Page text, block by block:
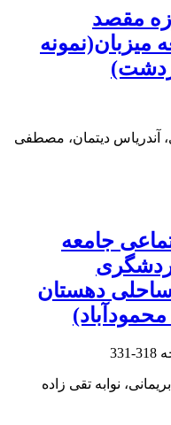
مقصد
میزبان(نمونه
آندریاس دیتمان، مصطفی
جامعه
دهستان
318-331
نوابه تقی زاده